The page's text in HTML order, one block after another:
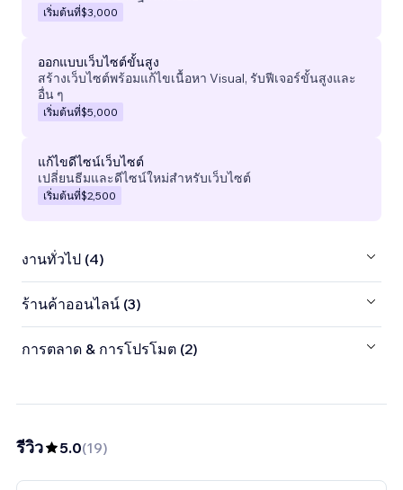
เริ่มต้นที่$3,000
ออกแบบเว็บไซต์ขั้นสูง
สร้างเว็บไซต์พร้อมแก้ไขเนื้อหา Visual, รับฟีเจอร์ขั้นสูงและ
อื่น ๆ
เริ่มต้นที่$5,000
แก้ไขดีไซน์เว็บไซต์
เปลี่ยนธีมและดีไซน์ใหม่สำหรับเว็บไซต์
เริ่มต้นที่$2,500
งานทั่วไป (4)
ร้านค้าออนไลน์ (3)
การตลาด & การโปรโมต (2)
รีวิว 5.0(19)